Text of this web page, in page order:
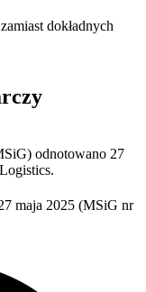
dokładnych
odnotowano 27
maja 2025 (MSiG nr